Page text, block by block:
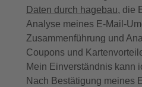
Daten durch hagebau, die
Analyse meines E-Mail-
Zusammenführung und
Coupons und
Mein Einverständnis kann
Nach Bestätigung meines